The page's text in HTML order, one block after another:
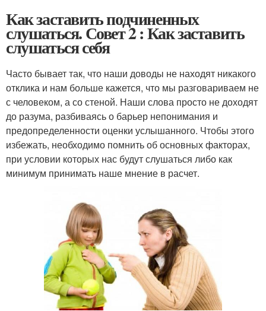
Как заставить подчиненных
слушаться. Совет 2 : Как заставить
слушаться себя
Часто бывает так, что наши доводы не находят никакого
отклика и нам больше кажется, что мы разговариваем не
с человеком, а со стеной. Наши слова просто не доходят
до разума, разбиваясь о барьер непонимания и
предопределенности оценки услышанного. Чтобы этого
избежать, необходимо помнить об основных факторах,
при условии которых нас будут слушаться либо как
минимум принимать наше мнение в расчет.